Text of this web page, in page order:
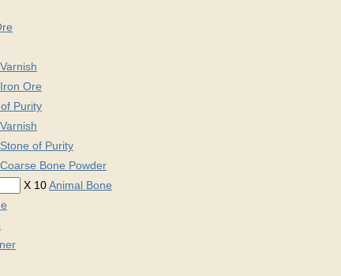
Varnish
Iron Ore
Purity
Varnish
Stone of Purity
Coarse Bone Powder
X 10Animal Bone